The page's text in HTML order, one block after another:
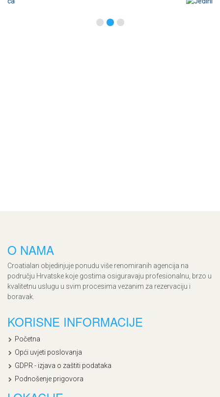
O NAMA
Croatialan objedinjuje ponudu više renomiranih agencija na
području Hrvatske koje gostima osiguravaju profesionalnu, brzo u
kvalitetnu uslugu u svim procesima vezanim za rezervaciju i
boravak.
KORISNE INFORMACIJE
Početna
Opći uvjeti poslovanja
GDPR - izjava o zaštiti podataka
Podnošenje prigovora